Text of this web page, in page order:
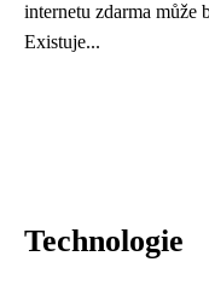
internetu zdarma může
Existuje...
Technologie